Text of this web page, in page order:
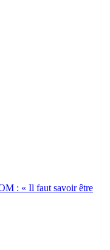
: « Il faut savoir être